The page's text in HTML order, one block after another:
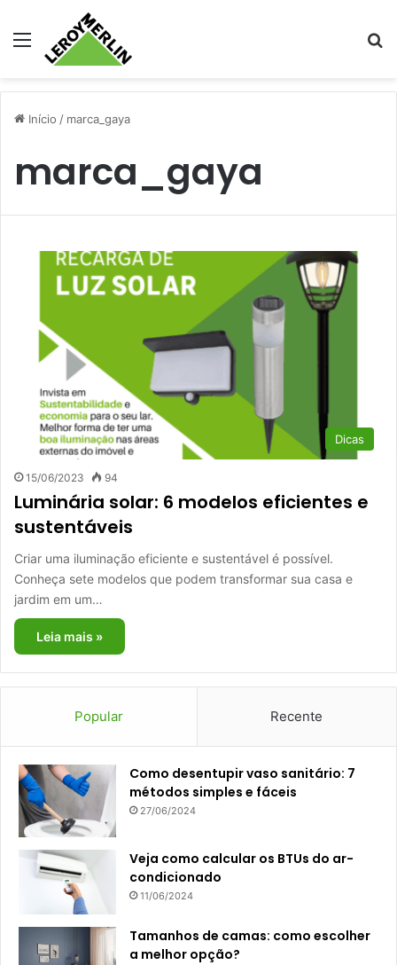
Menu
Início / marca_gaya
marca_gaya
Dicas
15/06/2023 94
Luminária solar: 6 modelos eficientes e
sustentáveis
Criar uma iluminação eficiente e sustentável é possível.
Conheça sete modelos que podem transformar sua casa e
jardim em um…
Leia mais »
Popular Recente
Como desentupir vaso sanitário: 7
métodos simples e fáceis
27/06/2024
Veja como calcular os BTUs do ar-
condicionado
11/06/2024
Tamanhos de camas: como escolher
a melhor opção?